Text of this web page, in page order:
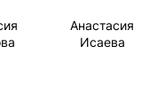
Анастасия
Исаева